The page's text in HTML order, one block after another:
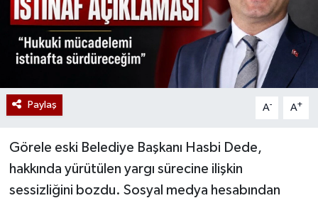
Paylaş A- A+
Görele eski Belediye Başkanı Hasbi Dede,
hakkında yürütülen yargı sürecine ilişkin
sessizliğini bozdu. Sosyal medya hesabından